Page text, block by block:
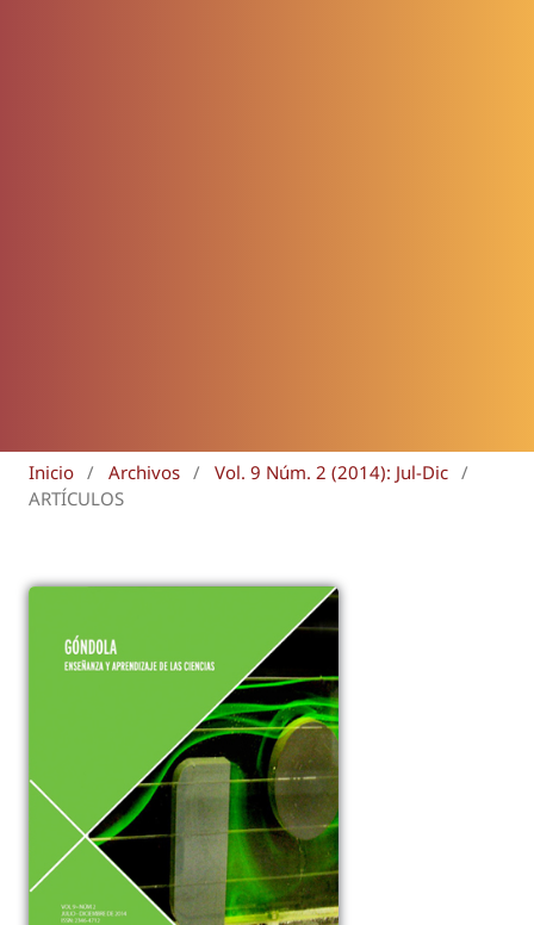
Inicio / Archivos / Vol. 9 Núm. 2 (2014): Jul-Dic /
ARTÍCULOS